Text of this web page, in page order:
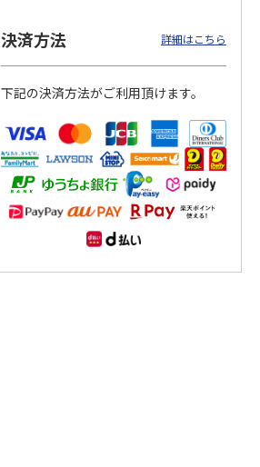
決済方法 詳細はこちら
下記の決済方法がご利用頂けます。